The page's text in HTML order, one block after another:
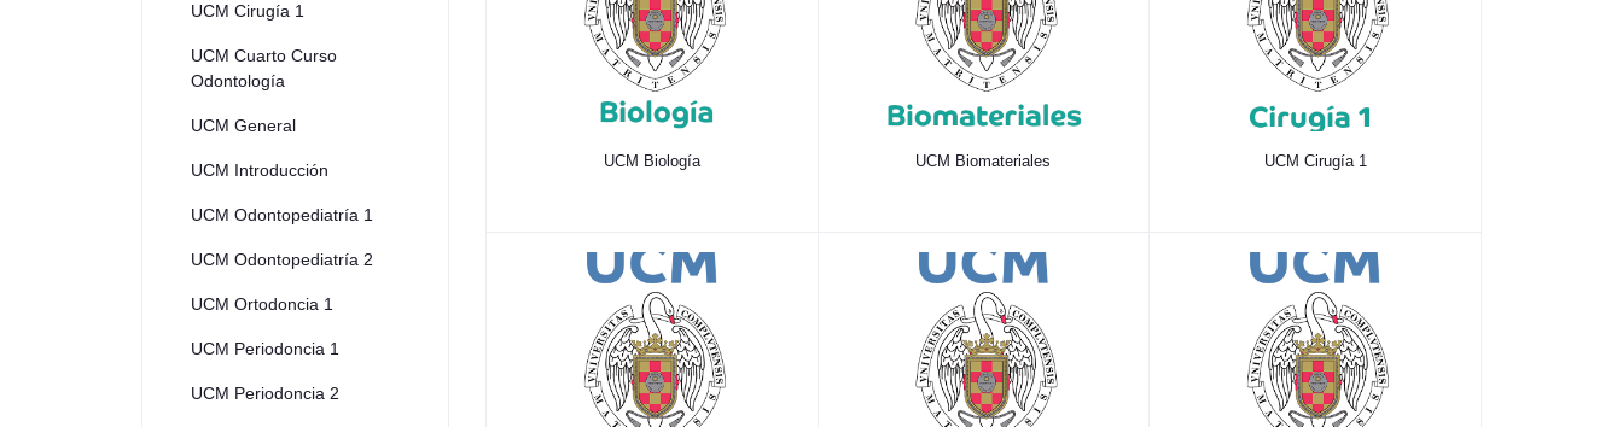
UCM Cirugía 1
UCM Cuarto Curso
Odontología
UCM General
UCM Introducción
UCM Odontopediatría 1
UCM Odontopediatría 2
UCM Ortodoncia 1
UCM Periodoncia 1
UCM Periodoncia 2
UCM Biología UCM Biomateriales UCM Cirugía 1